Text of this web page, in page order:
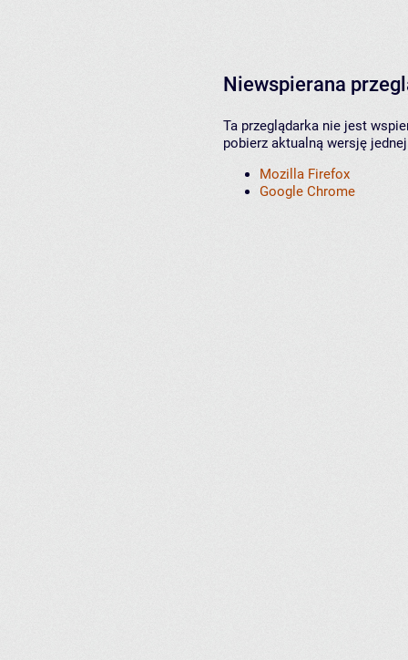
Niewspierana
Ta przeglądarka nie jest
pobierz aktualną wersję
Mozilla Firefox
Google Chrome